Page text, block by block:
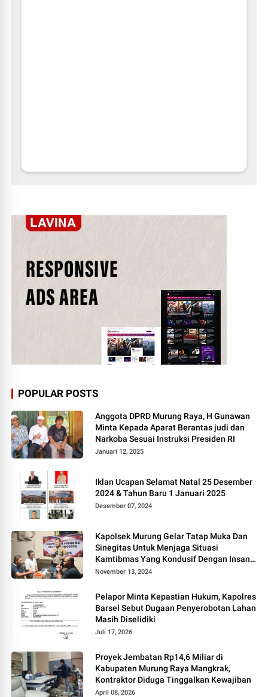
POPULAR POSTS
Anggota DPRD Murung Raya, H Gunawan
Minta Kepada Aparat Berantas judi dan
Narkoba Sesuai Instruksi Presiden RI
Januari 12, 2025
Iklan Ucapan Selamat Natal 25 Desember
2024 & Tahun Baru 1 Januari 2025
Desember 07, 2024
Kapolsek Murung Gelar Tatap Muka Dan
Sinegitas Untuk Menjaga Situasi
Kamtibmas Yang Kondusif Dengan Insan
Pers
November 13, 2024
Pelapor Minta Kepastian Hukum, Kapolres
Barsel Sebut Dugaan Penyerobotan Lahan
Masih Diselidiki
Juli 17, 2026
Proyek Jembatan Rp14,6 Miliar di
Kabupaten Murung Raya Mangkrak,
Kontraktor Diduga Tinggalkan Kewajiban
April 08, 2026